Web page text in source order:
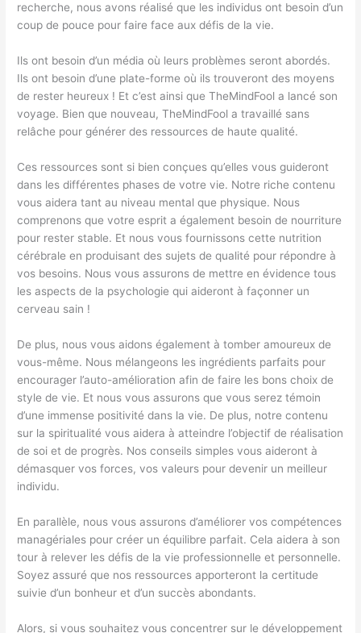
recherche, nous avons réalisé que les individus ont besoin d’un
coup de pouce pour faire face aux défis de la vie.
Ils ont besoin d’un média où leurs problèmes seront abordés.
Ils ont besoin d’une plate-forme où ils trouveront des moyens
de rester heureux ! Et c’est ainsi que TheMindFool a lancé son
voyage. Bien que nouveau, TheMindFool a travaillé sans
relâche pour générer des ressources de haute qualité.
Ces ressources sont si bien conçues qu’elles vous guideront
dans les différentes phases de votre vie. Notre riche contenu
vous aidera tant au niveau mental que physique. Nous
comprenons que votre esprit a également besoin de nourriture
pour rester stable. Et nous vous fournissons cette nutrition
cérébrale en produisant des sujets de qualité pour répondre à
vos besoins. Nous vous assurons de mettre en évidence tous
les aspects de la psychologie qui aideront à façonner un
cerveau sain !
De plus, nous vous aidons également à tomber amoureux de
vous-même. Nous mélangeons les ingrédients parfaits pour
encourager l’auto-amélioration afin de faire les bons choix de
style de vie. Et nous vous assurons que vous serez témoin
d’une immense positivité dans la vie. De plus, notre contenu
sur la spiritualité vous aidera à atteindre l’objectif de réalisation
de soi et de progrès. Nos conseils simples vous aideront à
démasquer vos forces, vos valeurs pour devenir un meilleur
individu.
En parallèle, nous vous assurons d’améliorer vos compétences
managériales pour créer un équilibre parfait. Cela aidera à son
tour à relever les défis de la vie professionnelle et personnelle.
Soyez assuré que nos ressources apporteront la certitude
suivie d’un bonheur et d’un succès abondants.
Alors, si vous souhaitez vous concentrer sur le développement